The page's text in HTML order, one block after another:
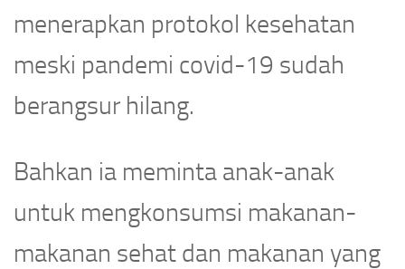
menerapkan protokol kesehatan
meski pandemi covid-19 sudah
berangsur hilang.
Bahkan ia meminta anak-anak
untuk mengkonsumsi makanan-
makanan sehat dan makanan yang